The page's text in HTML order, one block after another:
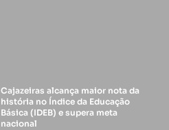
Cajazeiras alcança maior nota da
história no Índice da Educação
Básica (IDEB) e supera meta
nacional